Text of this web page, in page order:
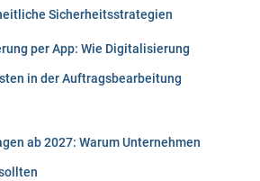
Sicherheitsstrategien
per App: Wie Digitalisierung
in der Auftragsbearbeitung
ab 2027: Warum Unternehmen